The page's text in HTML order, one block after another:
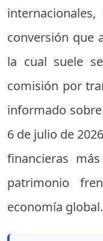
conversión que
la cual suele
comisión por
informado
6 de julio de
financieras
patrimonio
economía global.